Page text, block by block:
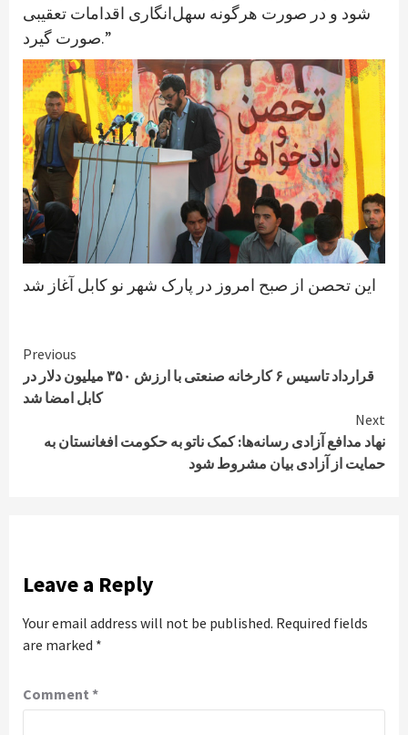
شود و در صورت هرگونه سهل‌انگاری اقدامات تعقیبی
صورت گیرد.”
این تحصن از صبح امروز در پارک شهر نو کابل آغاز شد
Continue
Reading
Previous
قرارداد تاسیس ۶ کارخانه صنعتی با ارزش ۳۵۰ میلیون دلار در
کابل امضا شد
Next
نهاد مدافع آزادی رسانه‌ها: کمک ناتو به حکومت افغانستان به
حمایت از آزادی بیان مشروط شود
Leave a Reply
Your email address will not be published. Required fields
are marked *
Comment *